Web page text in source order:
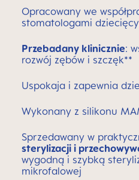
Opracowany we
stomatologami
Przebadany klinicznie:
rozwój zębów i szczęk**
Uspokaja i zapewnia
Wykonany z silikonu
Sprzedawany w
sterylizacji i
wygodną i szybką
mikrofalowej